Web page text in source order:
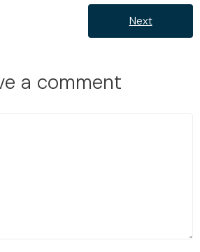
Next
a comment